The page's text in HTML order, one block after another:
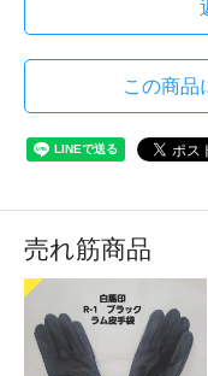
この商品
売れ筋商品